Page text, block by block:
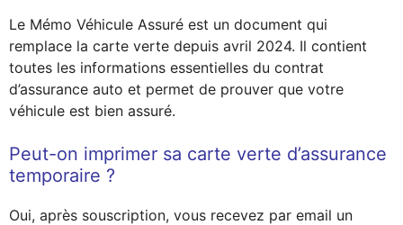
Le Mémo Véhicule Assuré est un document qui
remplace la carte verte depuis avril 2024. Il contient
toutes les informations essentielles du contrat
d’assurance auto et permet de prouver que votre
véhicule est bien assuré.
Peut-on imprimer sa carte verte d’assurance
temporaire ?
Oui, après souscription, vous recevez par email un